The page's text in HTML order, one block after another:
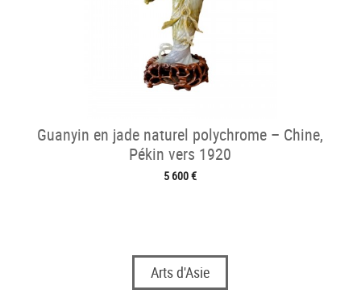
Guanyin en jade naturel polychrome – Chine,
Pékin vers 1920
5 600 €
Arts d'Asie